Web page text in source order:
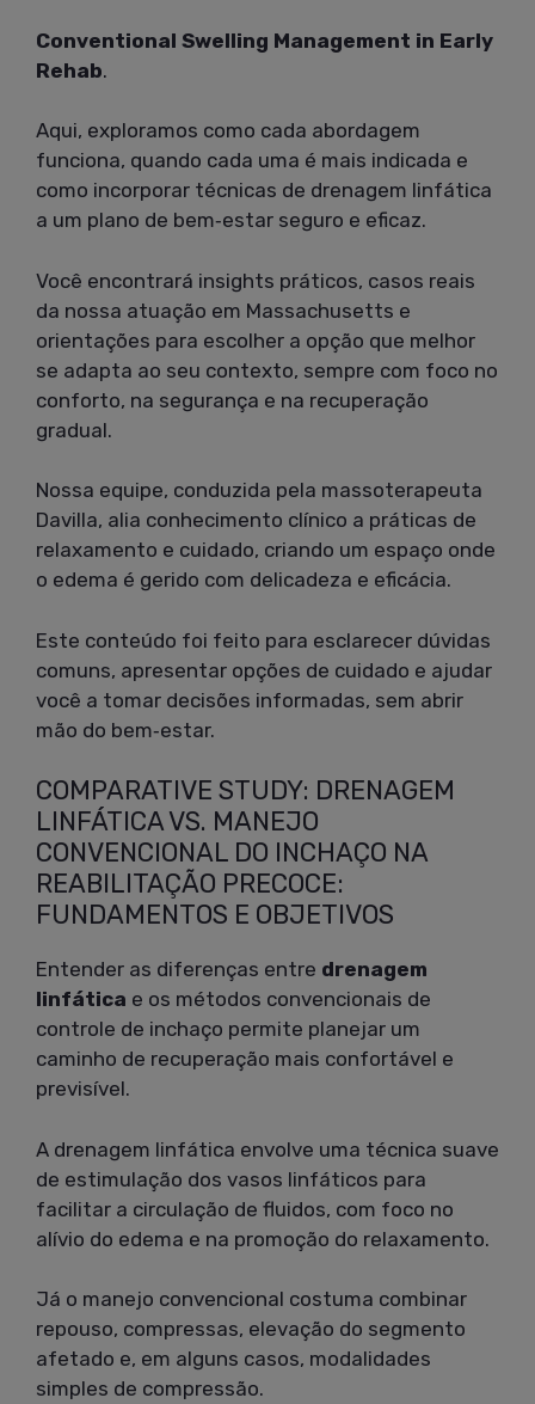
Conventional Swelling Management in Early
Rehab.
Aqui, exploramos como cada abordagem
funciona, quando cada uma é mais indicada e
como incorporar técnicas de drenagem linfática
a um plano de bem‑estar seguro e eficaz.
Você encontrará insights práticos, casos reais
da nossa atuação em Massachusetts e
orientações para escolher a opção que melhor
se adapta ao seu contexto, sempre com foco no
conforto, na segurança e na recuperação
gradual.
Nossa equipe, conduzida pela massoterapeuta
Davilla, alia conhecimento clínico a práticas de
relaxamento e cuidado, criando um espaço onde
o edema é gerido com delicadeza e eficácia.
Este conteúdo foi feito para esclarecer dúvidas
comuns, apresentar opções de cuidado e ajudar
você a tomar decisões informadas, sem abrir
mão do bem‑estar.
COMPARATIVE STUDY: DRENAGEM
LINFÁTICA VS. MANEJO
CONVENCIONAL DO INCHAÇO NA
REABILITAÇÃO PRECOCE:
FUNDAMENTOS E OBJETIVOS
Entender as diferenças entre drenagem
linfática e os métodos convencionais de
controle de inchaço permite planejar um
caminho de recuperação mais confortável e
previsível.
A drenagem linfática envolve uma técnica suave
de estimulação dos vasos linfáticos para
facilitar a circulação de fluidos, com foco no
alívio do edema e na promoção do relaxamento.
Já o manejo convencional costuma combinar
repouso, compressas, elevação do segmento
afetado e, em alguns casos, modalidades
simples de compressão.